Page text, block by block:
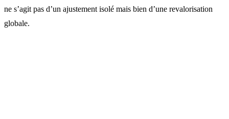
ne s’agit pas d’un ajustement isolé mais bien d’une revalorisation
globale.